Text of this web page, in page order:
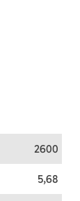
2600
5,68